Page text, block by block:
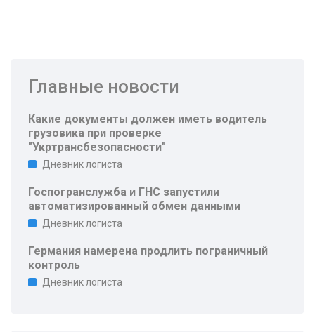
Главные новости
Какие документы должен иметь водитель
грузовика при проверке
"Укртрансбезопасности"
Дневник логиста
Госпогранслужба и ГНС запустили
автоматизированный обмен данными
Дневник логиста
Германия намерена продлить пограничный
контроль
Дневник логиста